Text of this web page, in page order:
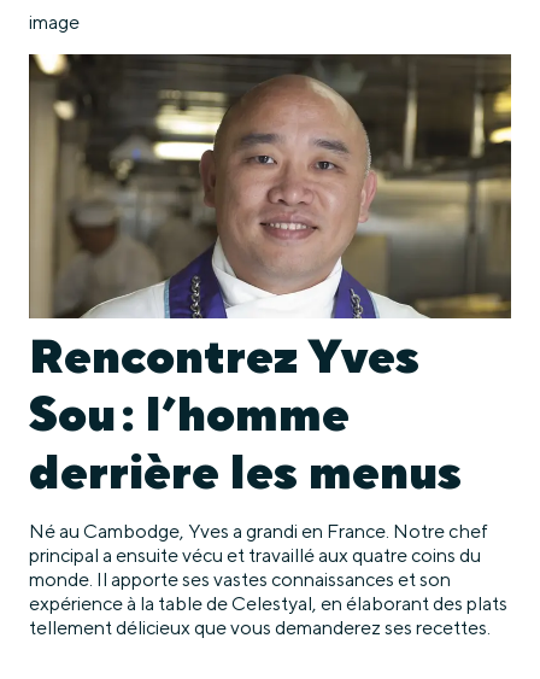
image
Rencontrez Yves
Sou : l’homme
derrière les menus
Né au Cambodge, Yves a grandi en France. Notre chef
principal a ensuite vécu et travaillé aux quatre coins du
monde. Il apporte ses vastes connaissances et son
expérience à la table de Celestyal, en élaborant des plats
tellement délicieux que vous demanderez ses recettes.